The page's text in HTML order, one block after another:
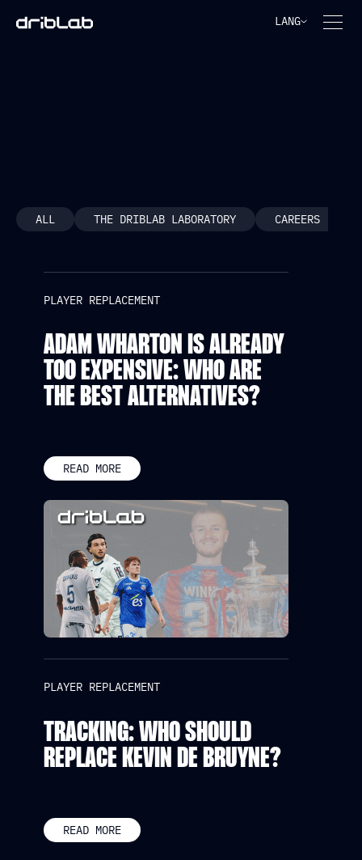
LANG
ALL THE DRIBLAB LABORATORY CAREERS
PLAYER REPLACEMENT
ADAM WHARTON IS ALREADY
TOO EXPENSIVE: WHO ARE
THE BEST ALTERNATIVES?
READ MORE
PLAYER REPLACEMENT
TRACKING: WHO SHOULD
REPLACE KEVIN DE BRUYNE?
READ MORE